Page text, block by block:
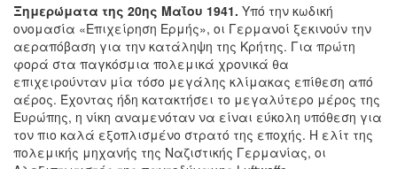
Ξημερώματα της 20ης Μαΐου 1941. Υπό την κωδική
ονομασία «Επιχείρηση Ερμής», οι Γερμανοί ξεκινούν την
αεραπόβαση για την κατάληψη της Κρήτης. Για πρώτη
φορά στα παγκόσμια πολεμικά χρονικά θα
επιχειρούνταν μία τόσο μεγάλης κλίμακας επίθεση από
αέρος. Έχοντας ήδη κατακτήσει το μεγαλύτερο μέρος της
Ευρώπης, η νίκη αναμενόταν να είναι εύκολη υπόθεση για
τον πιο καλά εξοπλισμένο στρατό της εποχής. Η ελίτ της
πολεμικής μηχανής της Ναζιστικής Γερμανίας, οι